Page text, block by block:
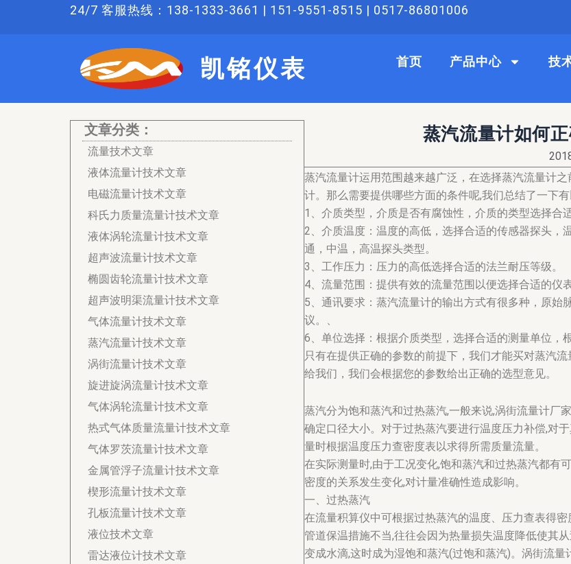
24/7 客服热线：138-1333-3661 | 151-9551-8515 | 0517-86801006
凯铭仪表 首页 产品中心 技
文章分类：
流量技术文章
液体流量计技术文章
电磁流量计技术文章
科氏力质量流量计技术文章
液体涡轮流量计技术文章
超声波流量计技术文章
椭圆齿轮流量计技术文章
超声波明渠流量计技术文章
气体流量计技术文章
蒸汽流量计技术文章
涡街流量计技术文章
旋进旋涡流量计技术文章
气体涡轮流量计技术文章
热式气体质量流量计技术文章
气体罗茨流量计技术文章
金属管浮子流量计技术文章
楔形流量计技术文章
孔板流量计技术文章
液位技术文章
雷达液位计技术文章
蒸汽流量计如何
蒸汽流量计运用范围越来越广泛，在选择蒸汽流量计
计。那么需要提供哪些方面的条件呢,我们总结了一下有
1、介质类型，介质是否有腐蚀性，介质的类型选择合
2、介质温度：温度的高低，选择合适的传感器探头
通，中温，高温探头类型。
3、工作压力：压力的高低选择合适的法兰耐压等级。
4、流量范围：提供有效的流量范围以便选择合适的仪表
5、通讯要求：蒸汽流量计的输出方式有很多种，原始
议。、
6、单位选择：根据介质类型，选择合适的测量单位，
只有在提供正确的参数的前提下，我们才能买对蒸汽
给我们，我们会根据您的参数给出正确的选型意见。
蒸汽分为饱和蒸汽和过热蒸汽,一般来说,涡街流量计厂
确定口径大小。对于过热蒸汽要进行温度压力补偿,对
量时根据温度压力查密度表以求得所需质量流量。
在实际测量时,由于工况变化,饱和蒸汽和过热蒸汽都有
密度的关系发生变化,对计量准确性造成影响。
一、过热蒸汽
在流量积算仪中可根据过热蒸汽的温度、压力查表得
管道保温措施不当,往往会因为热量损失温度降低使其
变成水滴,这时成为湿饱和蒸汽(过饱和蒸汽)。涡街流